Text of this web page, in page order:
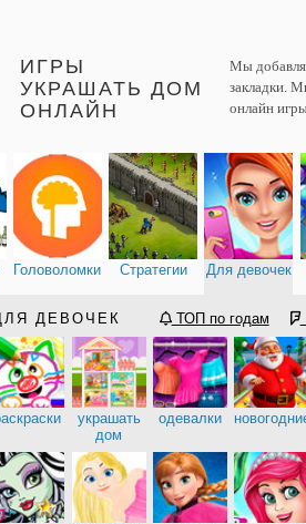
ИГРЫ
УКРАШАТЬ ДОМ
ОНЛАЙН
Мы
закладки.
онлайн
Головоломки Стратегии Для девочек
ДЕВОЧЕК ТОП по годам
украшать
дом
одевалки